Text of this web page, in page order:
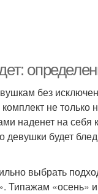
без
не только
наденет на себя
девушки будет
выбрать
Типажам «осень»